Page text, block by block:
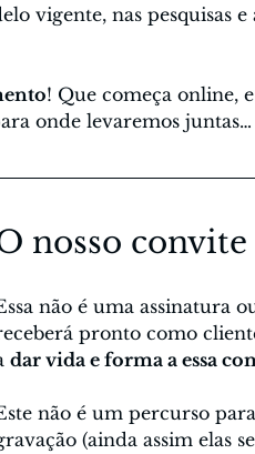
vigente, nas pesquisas e
! Que começa online,
onde levaremos juntas…
nosso convite
não é uma assinatura
pronto como
dar vida e forma a essa
não é um percurso
(ainda assim elas